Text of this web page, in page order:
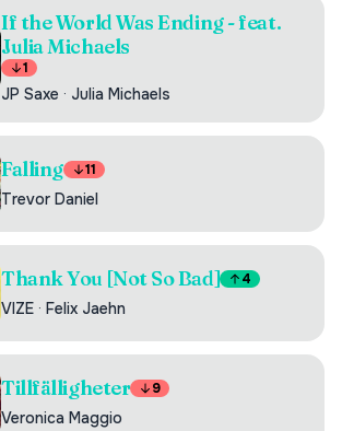
If the World Was Ending - feat.
Julia Michaels
1
JP Saxe · Julia Michaels
Falling 11
Trevor Daniel
Thank You [Not So Bad] 4
VIZE · Felix Jaehn
Tillfälligheter 9
Veronica Maggio